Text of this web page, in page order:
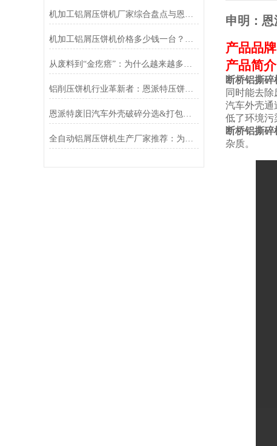
机加工铝屑压饼机厂家综合盘点与恩派特品牌实力解析
机加工铝屑压饼机价格多少钱一台？恩派特品牌助您实现价值回收与成本控制
从废料到“金疙瘩”：为什么越来越多工厂选择恩派特铜屑压块机？
铝削压饼机行业革新者：恩派特压饼机高效资源回收新时代
恩派特废旧汽车外壳破碎分选&打包解决方案，让回收效率翻倍！
全自动铝屑压饼机生产厂家推荐：为何恩派特成为机加工行业的“标配”？
申明：恩
产品品牌
产品简介
断桥铝撕碎
同时能去除
汽车外壳通
低了环境污
断桥铝撕碎
杂质。